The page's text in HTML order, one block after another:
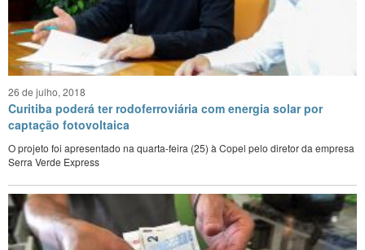
CONTATO
26 de julho, 2018
Curitiba poderá ter rodoferroviária com energia solar por
captação fotovoltaica
O projeto foi apresentado na quarta-feira (25) à Copel pelo diretor da empresa
Serra Verde Express